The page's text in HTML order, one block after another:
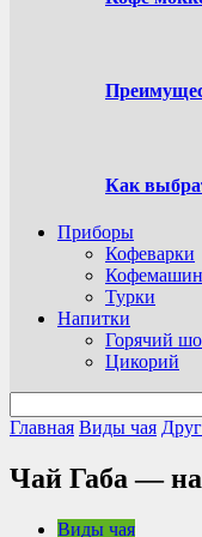
Как
Приборы
Кофеварки
Турки
Напитки
Горячий
Цикорий
Главная Виды чая
Чай Габа —
Виды чая